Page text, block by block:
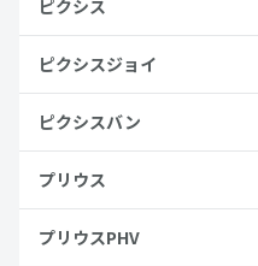
ピクシス
ピクシスジョイ
ピクシスバン
プリウス
プリウスPHV